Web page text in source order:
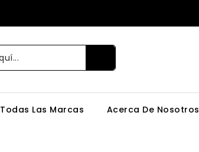
Todas Las Marcas Acerca De Nosotros